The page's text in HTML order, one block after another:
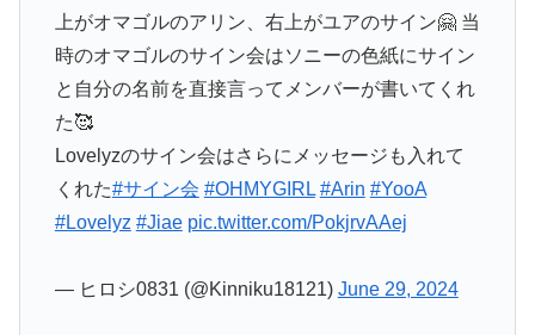
上がオマゴルのアリン、右上がユアのサイン🤗 当
時のオマゴルのサイン会はソニーの色紙にサイン
と自分の名前を直接言ってメンバーが書いてくれ
た🥰
Lovelyzのサイン会はさらにメッセージも入れて
くれた#サイン会 #OHMYGIRL #Arin #YooA
#Lovelyz #Jiae pic.twitter.com/PokjrvAAej
— ヒロシ0831 (@Kinniku18121) June 29, 2024